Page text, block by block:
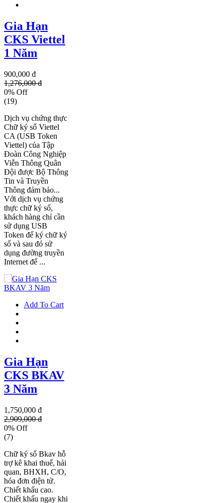
Gia Hạn
CKS Viettel
1 Năm
900,000 đ
1,276,000 đ
0% Off
(19)
Dịch vụ chứng thực
Chữ ký số Viettel
CA (USB Token
Viettel) của Tập
Đoàn Công Nghiệp
Viễn Thông Quân
Đội được Bộ Thông
Tin và Truyền
Thông đảm bảo...
Với dịch vụ chứng
thực chữ ký số,
khách hàng chỉ cần
sử dụng USB
Token để ký chữ ký
số và sau đó sử
dụng đường truyền
Internet để ...
Add To Cart
Gia Hạn
CKS BKAV
3 Năm
1,750,000 đ
2,909,000 đ
0% Off
(7)
Chữ ký số Bkav hỗ
trợ kê khai thuế, hải
quan, BHXH, C/O,
hóa đơn điện tử.
Chiết khấu cao.
Chiết khấu ngay khi